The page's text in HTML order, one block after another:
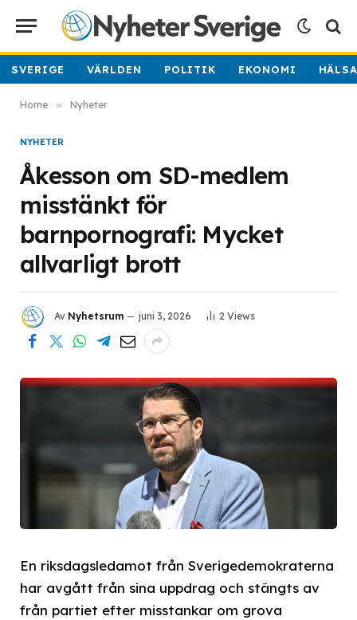
SVERIGE VÄRLDEN POLITIK EKONOMI
Home » Nyheter
NYHETER
Åkesson om SD-medlem
misstänkt för
barnpornografi: Mycket
allvarligt brott
Av Nyhetsrum juni 3, 2026 2 Views
En riksdagsledamot från Sverigedemokraterna
har avgått från sina uppdrag och stängts av
från partiet efter misstankar om grova